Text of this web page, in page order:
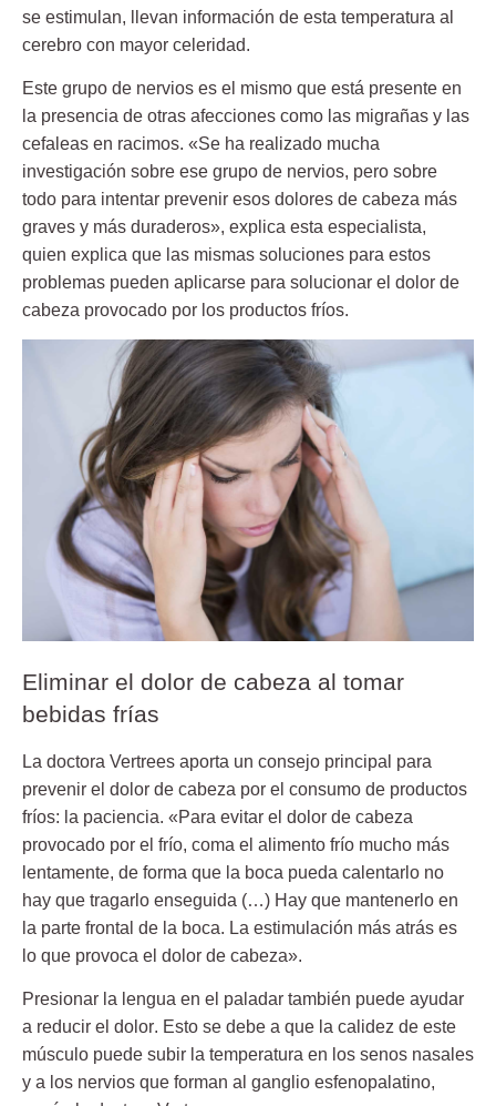
se estimulan, llevan información de esta temperatura al
cerebro con mayor celeridad.
Este grupo de nervios es el mismo que está presente en
la presencia de otras afecciones como las migrañas y las
cefaleas en racimos. «Se ha realizado mucha
investigación sobre ese grupo de nervios, pero sobre
todo para intentar prevenir esos dolores de cabeza más
graves y más duraderos», explica esta especialista,
quien explica que las mismas soluciones para estos
problemas pueden aplicarse para solucionar el dolor de
cabeza provocado por los productos fríos.
Eliminar el dolor de cabeza al tomar
bebidas frías
La doctora Vertrees aporta un consejo principal para
prevenir el dolor de cabeza por el consumo de productos
fríos: la paciencia. «Para evitar el dolor de cabeza
provocado por el frío, coma el alimento frío mucho más
lentamente, de forma que la boca pueda calentarlo no
hay que tragarlo enseguida (…) Hay que mantenerlo en
la parte frontal de la boca. La estimulación más atrás es
lo que provoca el dolor de cabeza».
Presionar la lengua en el paladar también puede ayudar
a reducir el dolor. Esto se debe a que la calidez de este
músculo puede subir la temperatura en los senos nasales
y a los nervios que forman al ganglio esfenopalatino,